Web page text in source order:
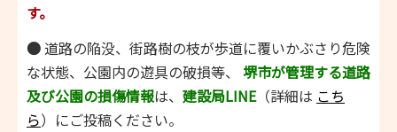
す。
●道路の陥没、街路樹の枝が歩道に覆いかぶさり危険
な状態、公園内の遊具の破損等、 堺市が管理する道路
及び公園の損傷情報は、 建設局LINE（詳細は こち
ら）にご投稿ください。